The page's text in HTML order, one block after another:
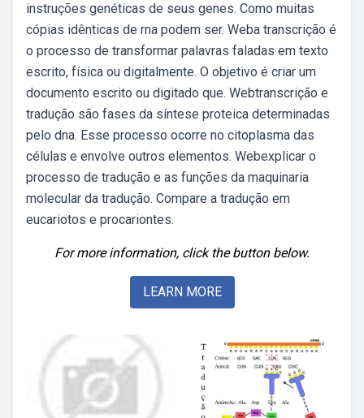
instruções genéticas de seus genes. Como muitas
cópias idênticas de rna podem ser. Weba transcrição é
o processo de transformar palavras faladas em texto
escrito, física ou digitalmente. O objetivo é criar um
documento escrito ou digitado que. Webtranscrição e
tradução são fases da síntese proteica determinadas
pelo dna. Esse processo ocorre no citoplasma das
células e envolve outros elementos. Webexplicar o
processo de tradução e as funções da maquinaria
molecular da tradução. Compare a tradução em
eucariotos e procariontes.
For more information, click the button below.
LEARN MORE